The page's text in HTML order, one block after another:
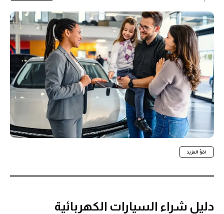
اقرأ المزيد
دليل شراء السيارات الكهربائية